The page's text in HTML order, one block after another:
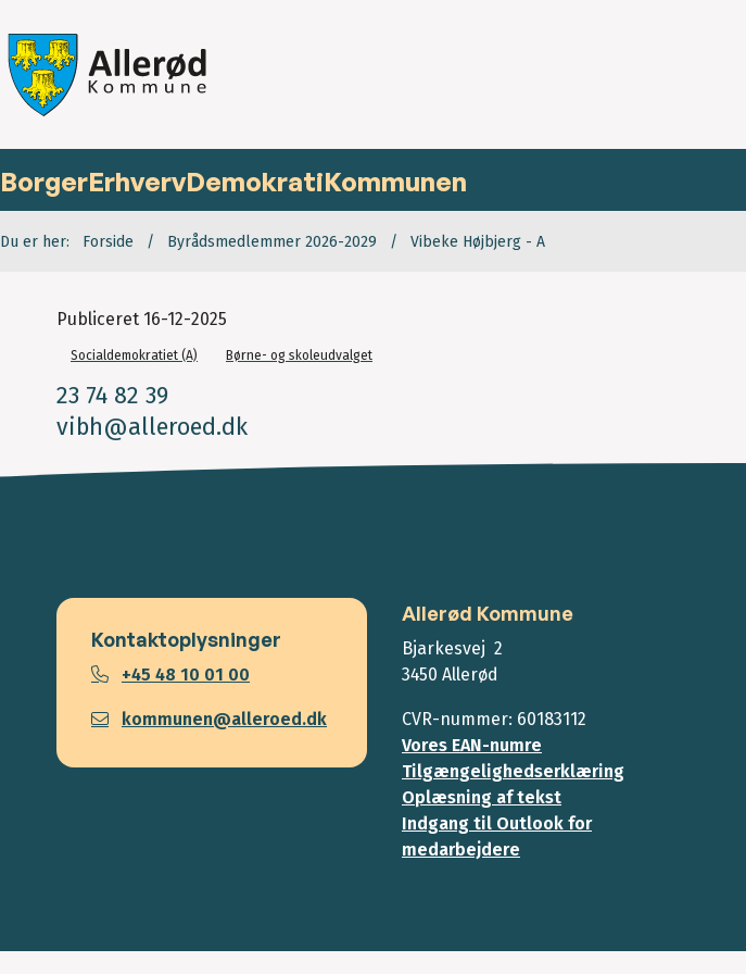
BorgerErhvervDemokratiKommunen
Du er her: Forside Byrådsmedlemmer 2026-2029 Vibeke Højbjerg - A
Publiceret 16-12-2025
Socialdemokratiet (A) Børne- og skoleudvalget
23 74 82 39
vibh@alleroed.dk
Kontaktoplysninger
+45 48 10 01 00
kommunen@alleroed.dk
Allerød Kommune
Bjarkesvej 2
3450 Allerød
CVR-nummer: 60183112
Vores EAN-numre
Tilgængelighedserklæring
Oplæsning af tekst
Indgang til Outlook for
medarbejdere